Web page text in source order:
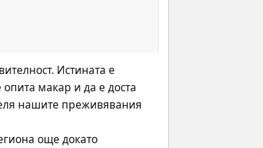
Истината е
макар и да е доста
нашите преживявания
още докато